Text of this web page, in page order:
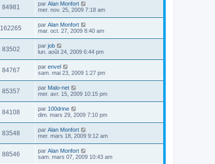
84981 par Alan Monfort
mer. nov. 25, 2009 7:18 am
162265 par Alan Monfort
mar. oct. 27, 2009 8:40 am
83502 par job
lun. août 24, 2009 6:44 pm
84767 par envel
sam. mai 23, 2009 1:27 pm
85357 par Malo-net
mer. avr. 15, 2009 10:15 pm
84108 par 100drine
dim. mars 29, 2009 7:10 pm
83548 par Alan Monfort
mer. mars 18, 2009 9:12 am
88546 par Alan Monfort
sam. mars 07, 2009 10:43 am